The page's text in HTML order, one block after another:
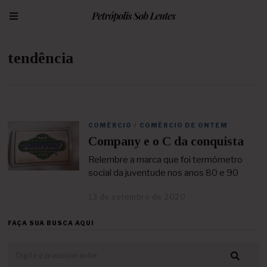
tendência
COMÉRCIO / COMÉRCIO DE ONTEM
Company e o C da conquista
Relembre a marca que foi termômetro
social da juventude nos anos 80 e 90
FAÇA SUA BUSCA AQUI